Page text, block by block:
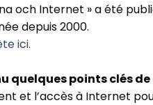
och Internet » a été
depuis 2000.
ici.
quelques points clés
et l’accès à Internet